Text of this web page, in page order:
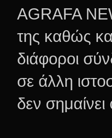
AGRAFA
της καθώς
διάφοροι
σε άλλη
δεν